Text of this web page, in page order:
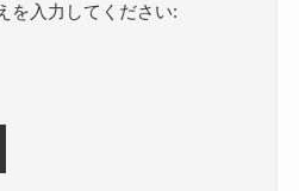
を入力してください: